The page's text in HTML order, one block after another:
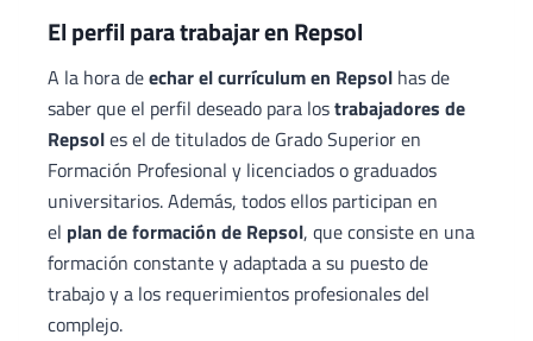
El perfil para trabajar en Repsol
A la hora deechar el currículum en Repsol has de
saber que el perfil deseado para lostrabajadores de
Repsoles el de titulados de Grado Superior en
Formación Profesional y licenciados o graduados
universitarios. Además, todos ellos participan en
el plan de formación de Repsol, que consiste en una
formación constante y adaptada a su puesto de
trabajo y a los requerimientos profesionales del
complejo.